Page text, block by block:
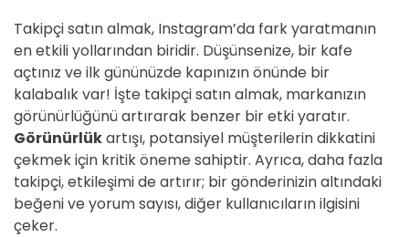
Takipçi satın almak, Instagram’da fark yaratmanın
en etkili yollarından biridir. Düşünsenize, bir kafe
açtınız ve ilk gününüzde kapınızın önünde bir
kalabalık var! İşte takipçi satın almak, markanızın
görünürlüğünü artırarak benzer bir etki yaratır.
Görünürlükartışı, potansiyel müşterilerin dikkatini
çekmek için kritik öneme sahiptir. Ayrıca, daha fazla
takipçi, etkileşimi de artırır; bir gönderinizin altındaki
beğeni ve yorum sayısı, diğer kullanıcıların ilgisini
çeker.